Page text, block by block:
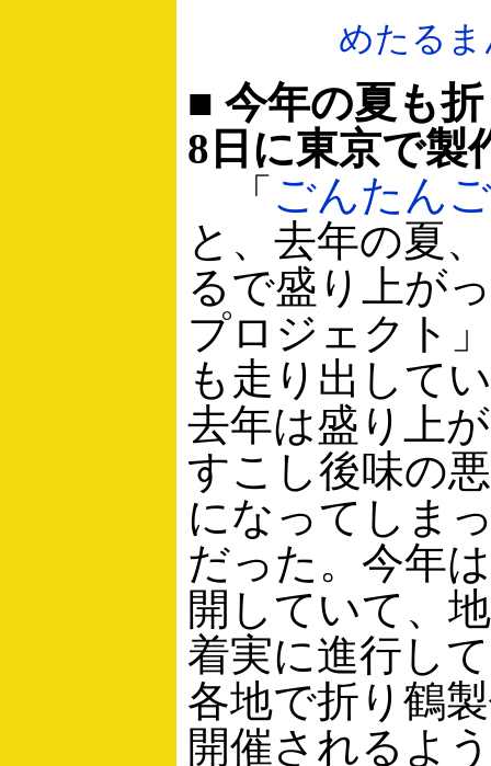
めたる
■ 今年の夏も
8日に東京で製
「 ごんたんご
と、去年の夏
るで盛り上が
プロジェクト
も走り出して
去年は盛り上
すこし後味の
になってしま
だった。今年
開していて、
着実に進行し
各地で折り鶴
開催されるよ